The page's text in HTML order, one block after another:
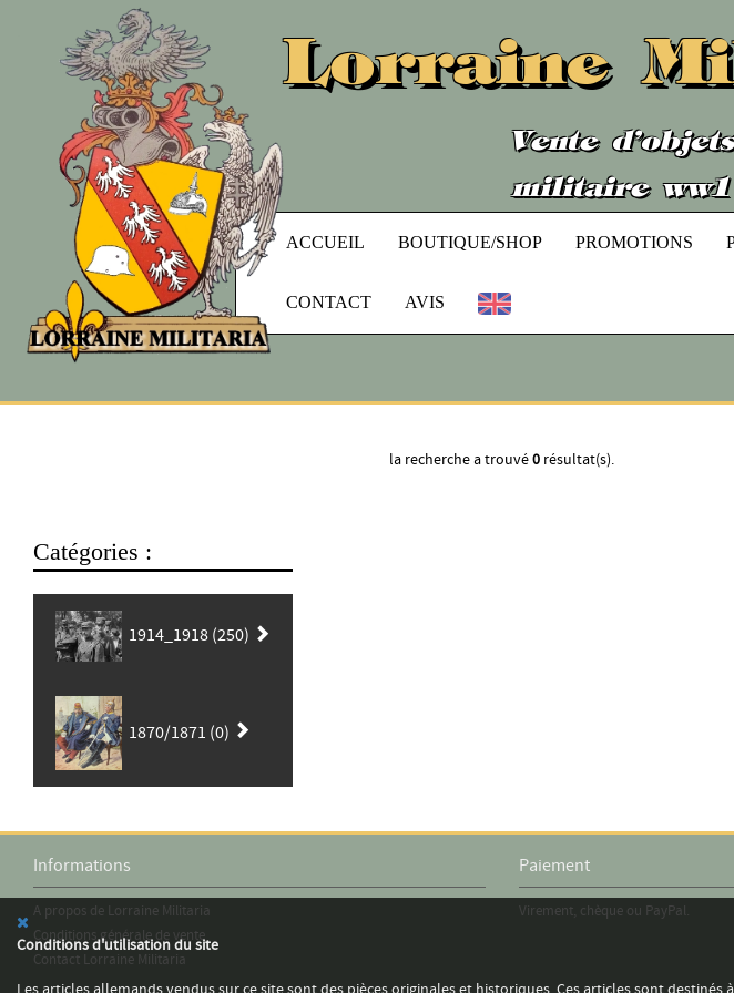
Lorraine
Vente d'objets
militaire ww1
ACCUEIL BOUTIQUE/SHOP PROMOTIONS
CONTACT AVIS
Catégories :
1914_1918 (250)
1870/1871 (0)
la recherche a trouvé0 résultat(s).
Informations
A propos de Lorraine Militaria
Conditions générale de vente
Contact Lorraine Militaria
Paiement
Virement, chèque ou PayPal.
Conditions d'utilisation du site